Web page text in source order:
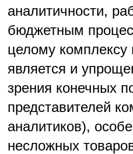
аналитичности,
бюджетным
целому
является и
зрения конечных
представителей
аналитиков),
несложных